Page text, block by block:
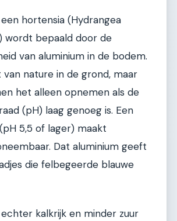
hortensia (Hydrangea
wordt bepaald door de
van aluminium in de bodem.
van nature in de grond, maar
het alleen opnemen als de
(pH) laag genoeg is. Een
5,5 of lager) maakt
Dat aluminium geeft
die felbegeerde blauwe
kalkrijk en minder zuur